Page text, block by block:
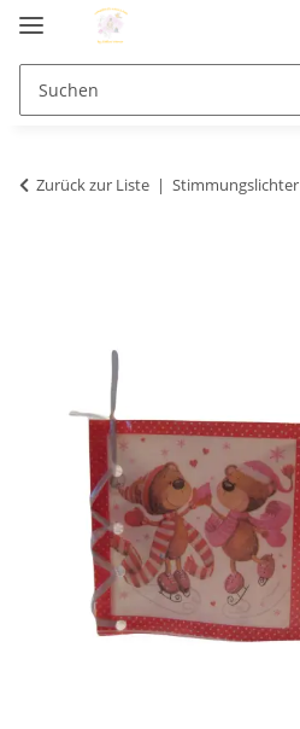
Zurück zur Liste Stimmungslichter